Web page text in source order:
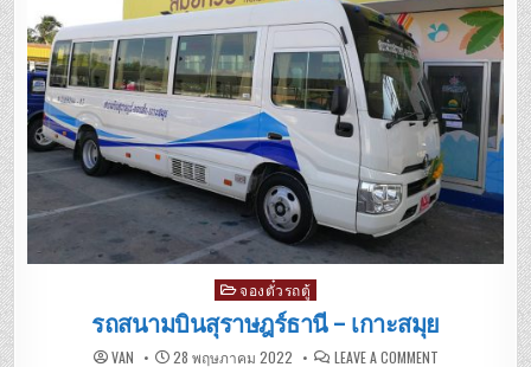
Posted
in
จองตั๋วรถตู้
รถสนามบินสุราษฎร์ธานี – เกาะสมุย
VAN 28 พฤษภาคม 2022 LEAVE A COMMENTON